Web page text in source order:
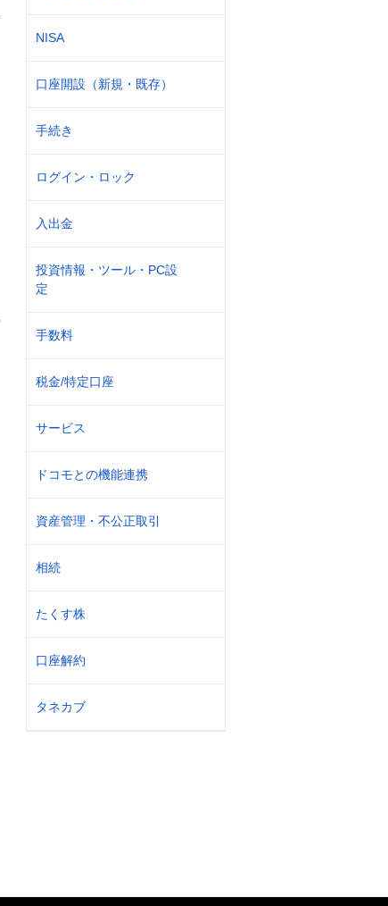
NISA
口座開設（新規・既存）
手続き
ログイン・ロック
入出金
投資情報・ツール・PC設
定
手数料
税金/特定口座
サービス
ドコモとの機能連携
資産管理・不公正取引
相続
たくす株
口座解約
タネカブ